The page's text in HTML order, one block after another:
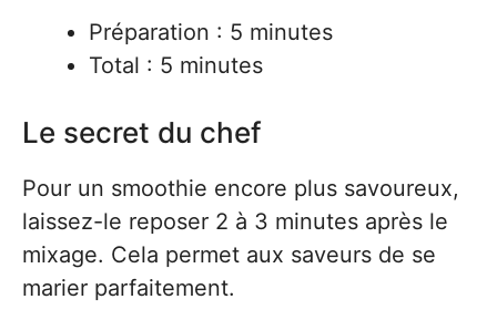
Préparation : 5 minutes
Total : 5 minutes
Le secret du chef
Pour un smoothie encore plus savoureux,
laissez-le reposer 2 à 3 minutes après le
mixage. Cela permet aux saveurs de se
marier parfaitement.